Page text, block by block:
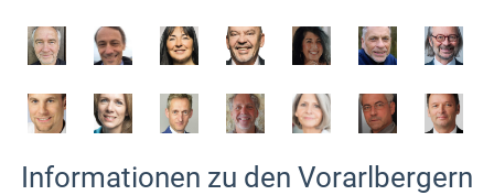
Informationen zu den Vorarlbergern